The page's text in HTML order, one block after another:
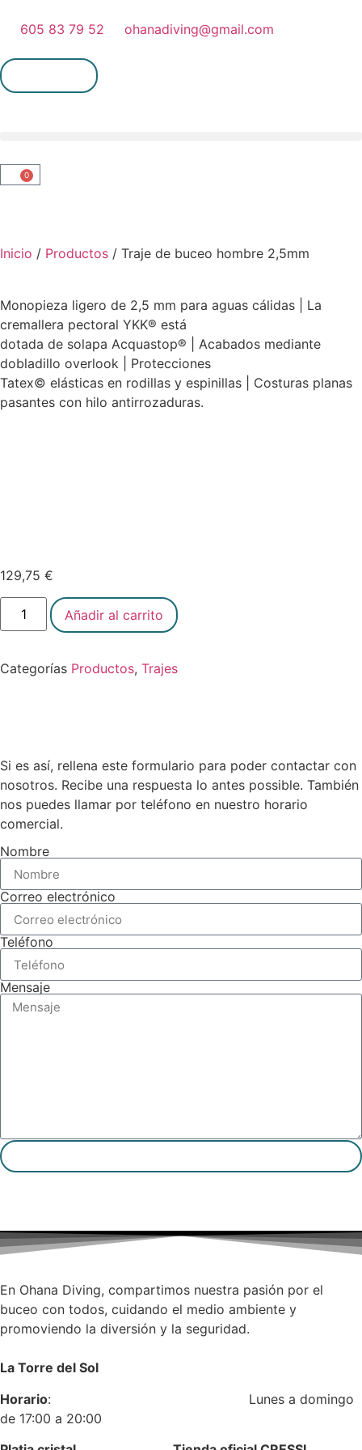
605 83 79 52 ohanadiving@gmail.com
0
Inicio / Productos / Traje de buceo hombre 2,5mm
Monopieza ligero de 2,5 mm para aguas cálidas | La
cremallera pectoral YKK® está
dotada de solapa Acquastop® | Acabados mediante
dobladillo overlook | Protecciones
Tatex© elásticas en rodillas y espinillas | Costuras planas
pasantes con hilo antirrozaduras.
129,75 €
Añadir al carrito
Categorías Productos, Trajes
Si es así, rellena este formulario para poder contactar con
nosotros. Recibe una respuesta lo antes possible. También
nos puedes llamar por teléfono en nuestro horario
comercial.
Nombre
Correo electrónico
Teléfono
Mensaje
En Ohana Diving, compartimos nuestra pasión por el
buceo con todos, cuidando el medio ambiente y
promoviendo la diversión y la seguridad.
La Torre del Sol
Horario: Lunes a domingo
de 17:00 a 20:00